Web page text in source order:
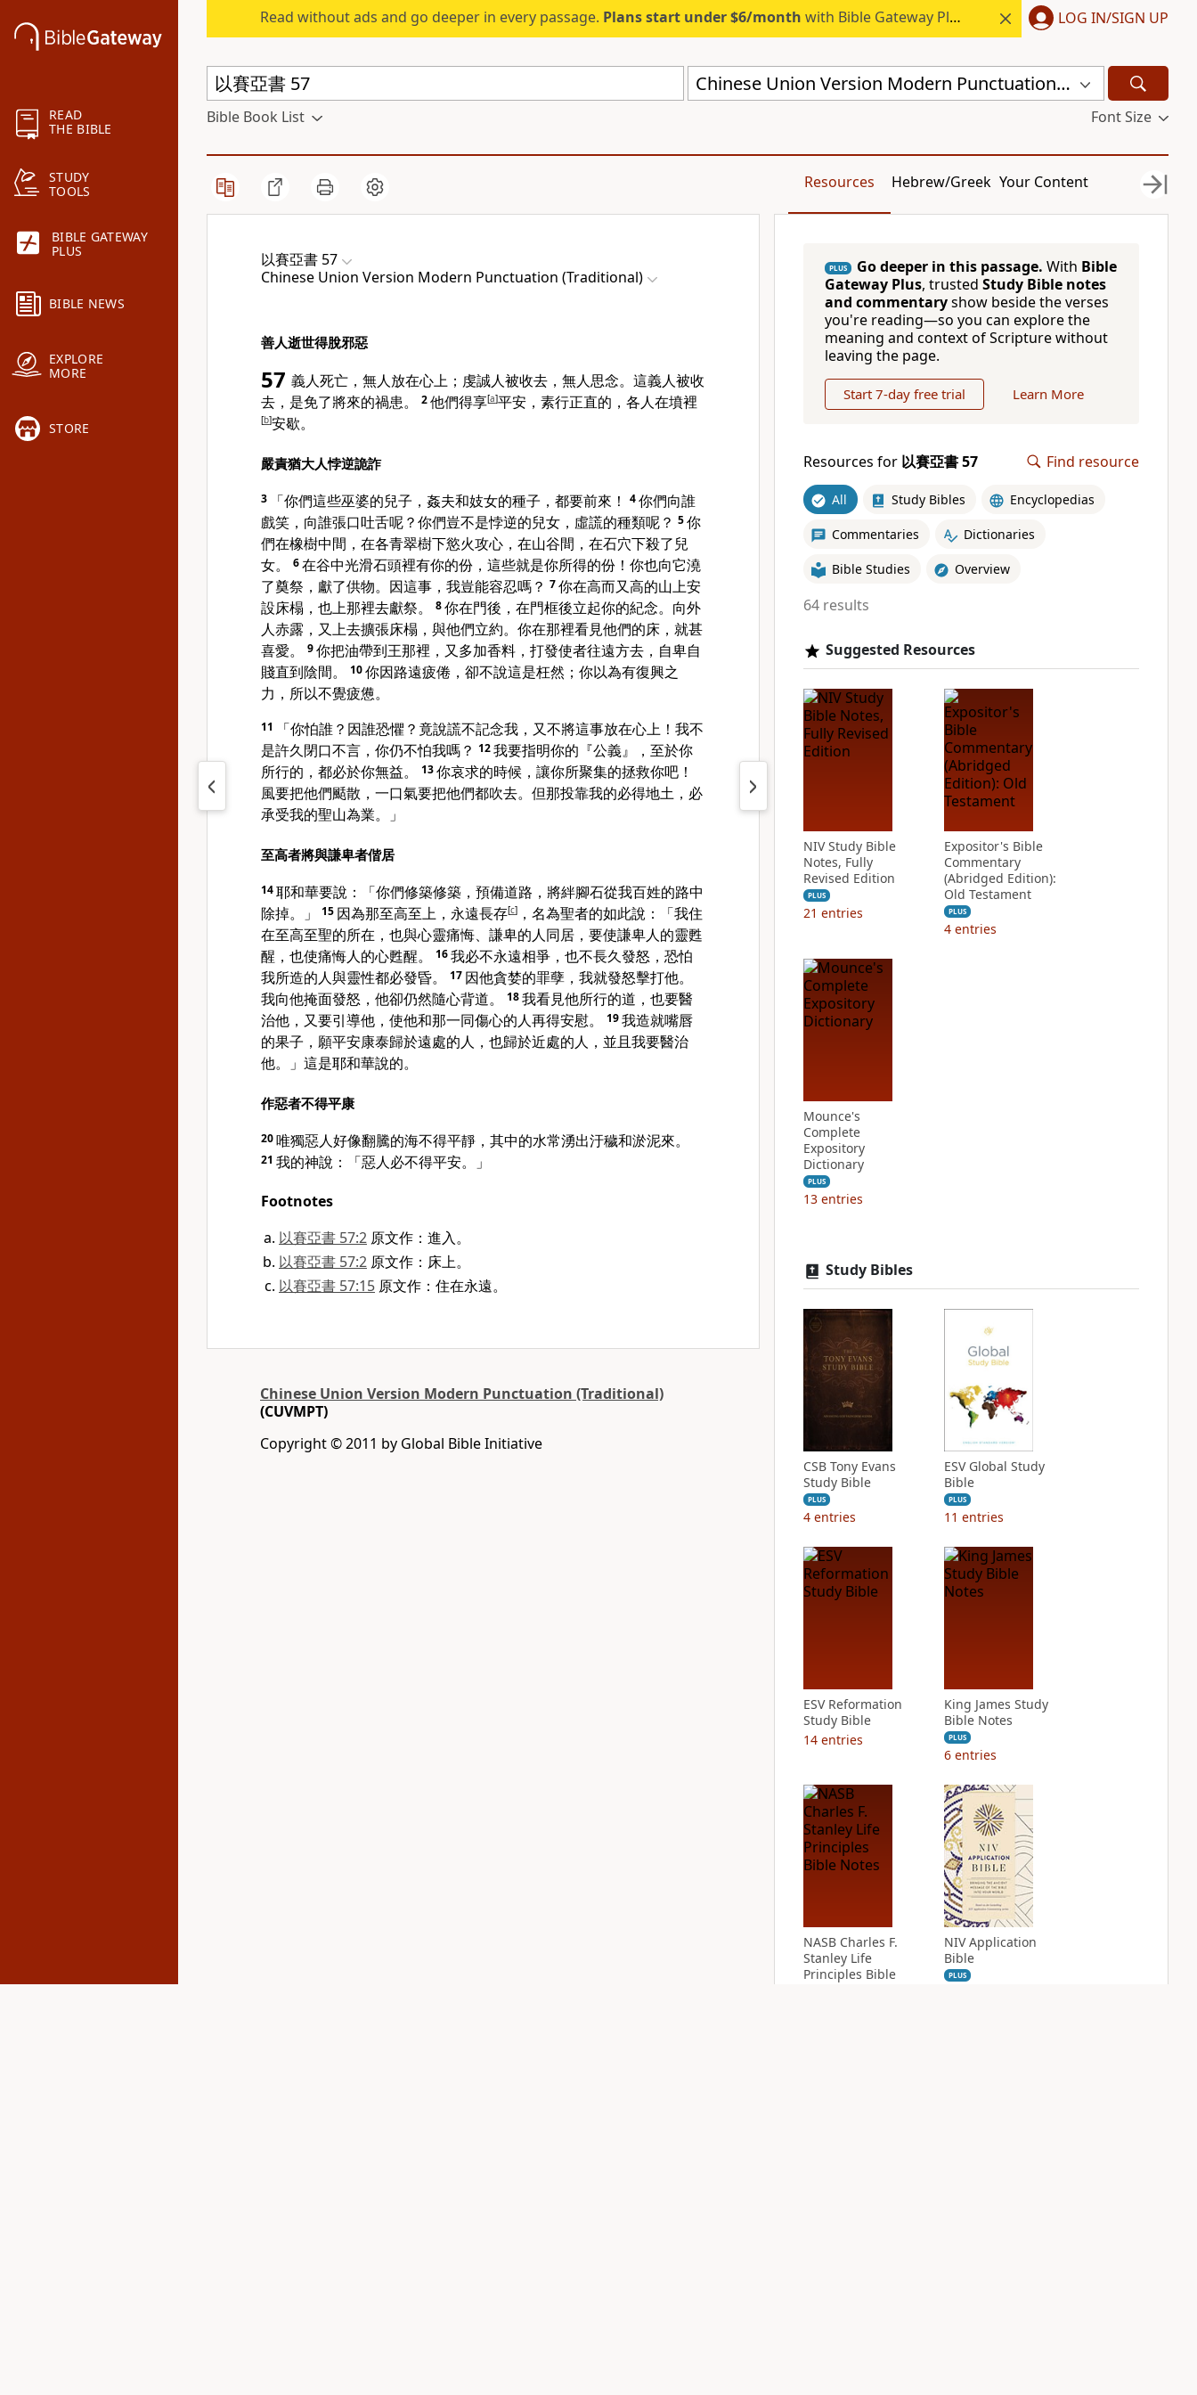
READ
THE BIBLE
STUDY
TOOLS
BIBLE GATEWAY
PLUS
BIBLE NEWS
EXPLORE
MORE
STORE
Read without ads and go deeper in every passage. Plans start under $6/month with Bible Gateway Plus. LOG IN/SIGN UP
Chinese Union Version Modern Punctuation (Traditional) (CUVMPT)
Bible Book List Font Size
Resources Hebrew/Greek Your Content
以賽亞書 57
Chinese Union Version Modern Punctuation (Traditional)
善人逝世得脫邪惡
57 義人死亡，無人放在心上；虔誠人被收去，無人思念。這義人被收
去，是免了將來的禍患。
2他們得享[a]平安，素行正直的，各人在墳裡
[b]安歇。
嚴責猶大人悖逆詭詐
3 「你們這些巫婆的兒子，姦夫和妓女的種子，都要前來！ 4你們向誰
戲笑，向誰張口吐舌呢？你們豈不是悖逆的兒女，虛謊的種類呢？ 5你
們在橡樹中間，在各青翠樹下慾火攻心，在山谷間，在石穴下殺了兒
女。
6在谷中光滑石頭裡有你的份，這些就是你所得的份！你也向它澆
了奠祭，獻了供物。因這事，我豈能容忍嗎？ 7你在高而又高的山上安
設床榻，也上那裡去獻祭。
8你在門後，在門框後立起你的紀念。向外
人赤露，又上去擴張床榻，與他們立約。你在那裡看見他們的床，就甚
喜愛。
9你把油帶到王那裡，又多加香料，打發使者往遠方去，自卑自
賤直到陰間。
10你因路遠疲倦，卻不說這是枉然；你以為有復興之
力，所以不覺疲憊。
11
「你怕誰？因誰恐懼？竟說謊不記念我，又不將這事放在心上！我不
是許久閉口不言，你仍不怕我嗎？ 12我要指明你的『公義』，至於你
所行的，都必於你無益。
13你哀求的時候，讓你所聚集的拯救你吧！
風要把他們颳散，一口氣要把他們都吹去。但那投靠我的必得地土，必
承受我的聖山為業。」
至高者將與謙卑者偕居
14耶和華要說：「你們修築修築，預備道路，將絆腳石從我百姓的路中
除掉。」
15 因為那至高至上，永遠長存[c] ，名為聖者的如此說：「我住
在至高至聖的所在，也與心靈痛悔、謙卑的人同居，要使謙卑人的靈甦
醒，也使痛悔人的心甦醒。
16我必不永遠相爭，也不長久發怒，恐怕
我所造的人與靈性都必發昏。
17 因他貪婪的罪孽，我就發怒擊打他。
我向他掩面發怒，他卻仍然隨心背道。
18我看見他所行的道，也要醫
治他，又要引導他，使他和那一同傷心的人再得安慰。
19我造就嘴唇
的果子，願平安康泰歸於遠處的人，也歸於近處的人，並且我要醫治
他。」這是耶和華說的。
作惡者不得平康
20唯獨惡人好像翻騰的海不得平靜，其中的水常湧出汙穢和淤泥來。
21 我的神說：「惡人必不得平安。」
Footnotes
以賽亞書 57:2 原文作：進入。
以賽亞書 57:2 原文作：床上。
以賽亞書 57:15 原文作：住在永遠。
Chinese Union Version Modern Punctuation (Traditional)
(CUVMPT)
Copyright © 2011 by Global Bible Initiative
PLUS Go deeper in this passage. With Bible
Gateway Plus, trusted Study Bible notes
and commentaryshow beside the verses
you're reading—so you can explore the
meaning and context of Scripture without
leaving the page.
Start 7-day free trial Learn More
Resources for 以賽亞書 57 Find resource
All Study Bibles Encyclopedias
Commentaries Dictionaries
Bible Studies Overview
64 results
Suggested Resources
NIV Study Bible
Notes, Fully
Revised Edition
PLUS
21 entries
Expositor's Bible
Commentary
(Abridged Edition):
Old Testament
PLUS
4 entries
Mounce's
Complete
Expository
Dictionary
PLUS
13 entries
Study Bibles
CSB Tony Evans
Study Bible
PLUS
4 entries
ESV Global Study
Bible
PLUS
11 entries
ESV Reformation
Study Bible
14 entries
King James Study
Bible Notes
PLUS
6 entries
NASB Charles F.
Stanley Life
Principles Bible
NIV Application
Bible
PLUS